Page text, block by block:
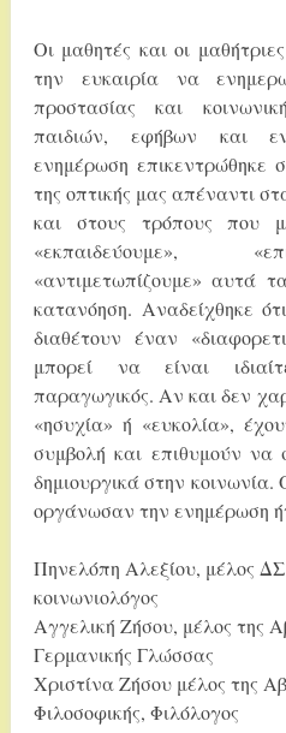
Οι μαθητές και οι
την ευκαιρία να
προστασίας και
παιδιών, εφήβων και
ενημέρωση επικεντρώθηκε
της οπτικής μας απέναντι
και στους τρόπους που
«εκπαιδεύουμε»,
«αντιμετωπίζουμε» αυτά
κατανόηση. Αναδείχθηκε
διαθέτουν έναν
μπορεί να είναι
παραγωγικός. Αν και δεν
«ησυχία» ή «ευκολία»,
συμβολή και επιθυμούν να
δημιουργικά στην κοινωνία.
οργάνωσαν την ενημέρωση
Πηνελόπη Αλεξίου, μέλος
κοινωνιολόγος
Αγγελική Ζήσου, μέλος της
Γερμανικής Γλώσσας
Χριστίνα Ζήσου μέλος της
Φιλοσοφικής, Φιλόλογος